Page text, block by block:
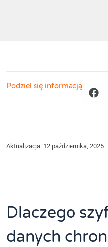
Podziel się informacją
Aktualizacja: 12 października, 2025
Dlaczego
danych